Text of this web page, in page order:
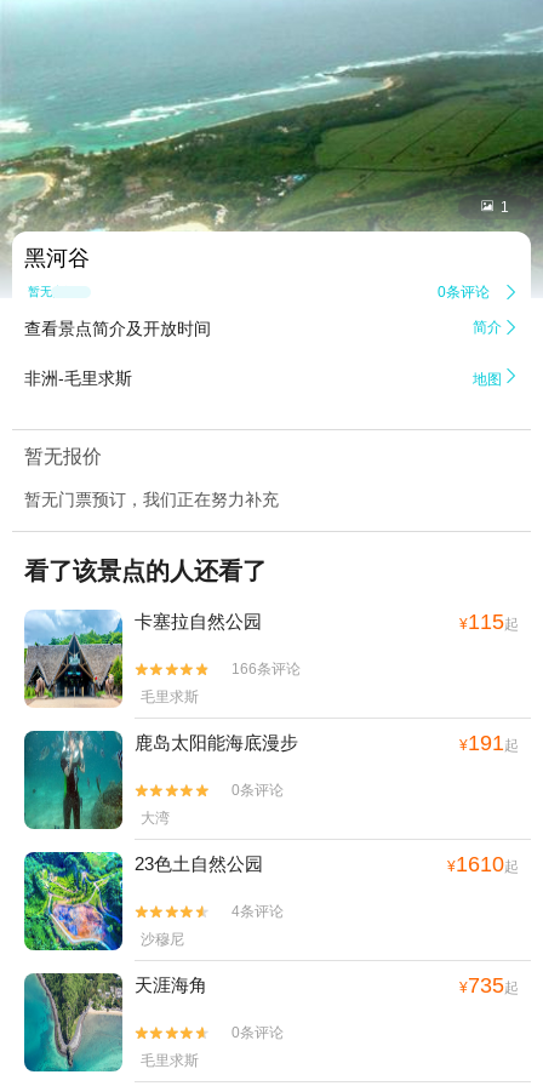
 1
黑河谷
暂无点评 0条评论 
查看景点简介及开放时间 简介 
非洲-毛里求斯 地图 
暂无报价
暂无门票预订，我们正在努力补充
看了该景点的人还看了
卡塞拉自然公园 ¥115起


166条评论
毛里求斯
鹿岛太阳能海底漫步 ¥191起


0条评论
大湾
23色土自然公园 ¥1610起


4条评论
沙穆尼
天涯海角 ¥735起


0条评论
毛里求斯